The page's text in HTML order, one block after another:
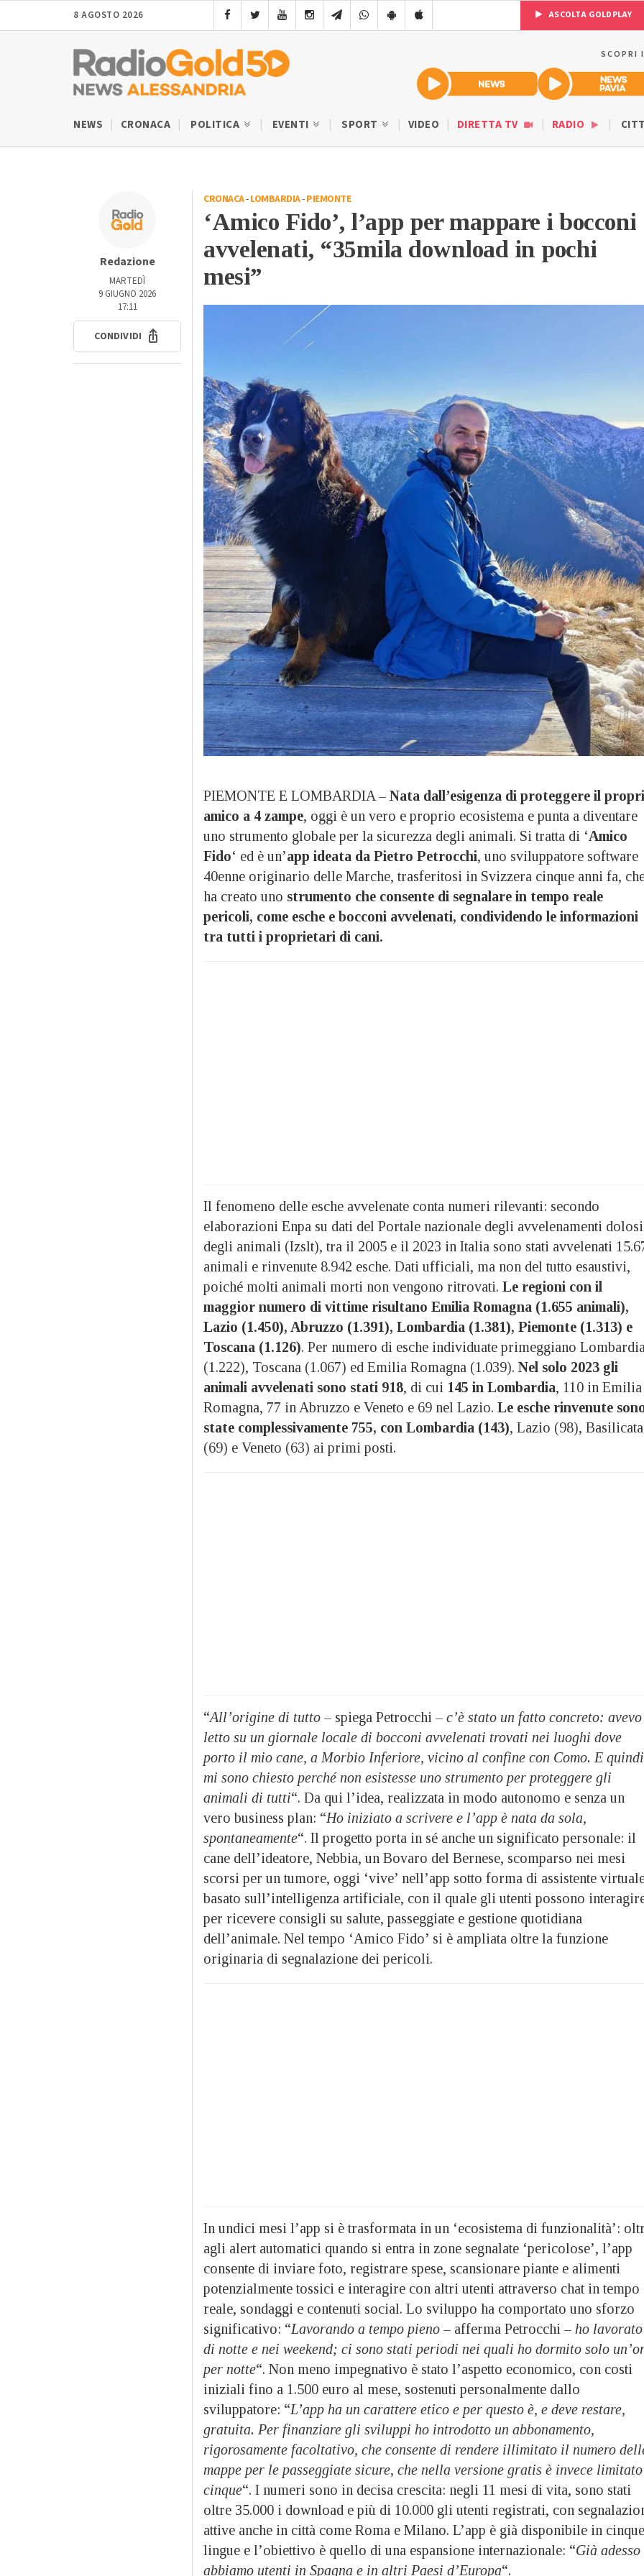
8 AGOSTO 2026 ASCOLTA GOLDPLAY
SCOPRI
NEWS CRONACA POLITICA EVENTI SPORT VIDEO DIRETTA TV RADIO
Redazione
MARTEDÌ
9 GIUGNO 2026
17:11
CONDIVIDI
CRONACA-LOMBARDIA-PIEMONTE
‘Amico Fido’, l’app per mappare i bocconi
avvelenati, “35mila download in pochi
mesi”
PIEMONTE E LOMBARDIA – Nata dall’esigenza di proteggere il
amico a 4 zampe, oggi è un vero e proprio ecosistema e punta a diventare
uno strumento globale per la sicurezza degli animali. Si tratta di ‘Amico
Fido‘ ed è un’app ideata da Pietro Petrocchi, uno sviluppatore software
40enne originario delle Marche, trasferitosi in Svizzera cinque anni fa,
ha creato uno strumento che consente di segnalare in tempo reale
pericoli, come esche e bocconi avvelenati, condividendo le informazioni
tra tutti i proprietari di cani.
Il fenomeno delle esche avvelenate conta numeri rilevanti: secondo
elaborazioni Enpa su dati del Portale nazionale degli avvelenamenti dolosi
degli animali (Izslt), tra il 2005 e il 2023 in Italia sono stati avvelenati
animali e rinvenute 8.942 esche. Dati ufficiali, ma non del tutto esaustivi,
poiché molti animali morti non vengono ritrovati. Le regioni con il
maggior numero di vittime risultano Emilia Romagna (1.655 animali),
Lazio (1.450), Abruzzo (1.391), Lombardia (1.381), Piemonte (1.313) e
Toscana (1.126). Per numero di esche individuate primeggiano
(1.222), Toscana (1.067) ed Emilia Romagna (1.039). Nel solo 2023 gli
animali avvelenati sono stati 918, di cui 145 in Lombardia, 110 in Emilia
Romagna, 77 in Abruzzo e Veneto e 69 nel Lazio. Le esche rinvenute
state complessivamente 755, con Lombardia (143), Lazio (98), Basilicata
(69) e Veneto (63) ai primi posti.
“All’origine di tutto – spiega Petrocchi – c’è stato un fatto concreto: avevo
letto su un giornale locale di bocconi avvelenati trovati nei luoghi dove
porto il mio cane, a Morbio Inferiore, vicino al confine con Como. E quindi
mi sono chiesto perché non esistesse uno strumento per proteggere gli
animali di tutti“. Da qui l’idea, realizzata in modo autonomo e senza un
vero business plan: “Ho iniziato a scrivere e l’app è nata da sola,
spontaneamente“. Il progetto porta in sé anche un significato personale: il
cane dell’ideatore, Nebbia, un Bovaro del Bernese, scomparso nei mesi
scorsi per un tumore, oggi ‘vive’ nell’app sotto forma di assistente
basato sull’intelligenza artificiale, con il quale gli utenti possono
per ricevere consigli su salute, passeggiate e gestione quotidiana
dell’animale. Nel tempo ‘Amico Fido’ si è ampliata oltre la funzione
originaria di segnalazione dei pericoli.
In undici mesi l’app si è trasformata in un ‘ecosistema di funzionalità’:
agli alert automatici quando si entra in zone segnalate ‘pericolose’, l’app
consente di inviare foto, registrare spese, scansionare piante e alimenti
potenzialmente tossici e interagire con altri utenti attraverso chat in tempo
reale, sondaggi e contenuti social. Lo sviluppo ha comportato uno sforzo
significativo: “Lavorando a tempo pieno – afferma Petrocchi – ho lavorato
di notte e nei weekend; ci sono stati periodi nei quali ho dormito solo
per notte“. Non meno impegnativo è stato l’aspetto economico, con costi
iniziali fino a 1.500 euro al mese, sostenuti personalmente dallo
sviluppatore: “L’app ha un carattere etico e per questo è, e deve restare,
gratuita. Per finanziare gli sviluppi ho introdotto un abbonamento,
rigorosamente facoltativo, che consente di rendere illimitato il numero
mappe per le passeggiate sicure, che nella versione gratis è invece
cinque“. I numeri sono in decisa crescita: negli 11 mesi di vita, sono stati
oltre 35.000 i download e più di 10.000 gli utenti registrati, con
attive anche in città come Roma e Milano. L’app è già disponibile in cinque
lingue e l’obiettivo è quello di una espansione internazionale: “Già adesso
abbiamo utenti in Spagna e in altri Paesi d’Europa“.